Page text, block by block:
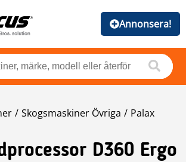
Annonsera!
Skogsmaskiner Övriga Palax
D360 Ergo